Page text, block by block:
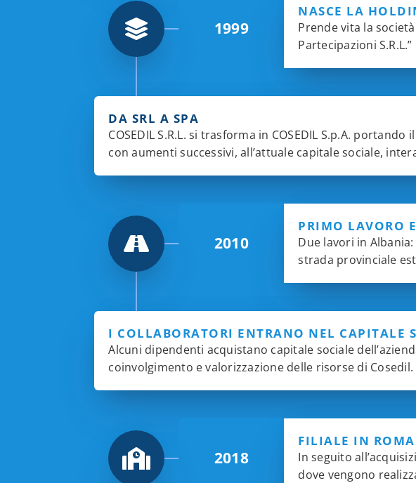
1999
NASCE LA
Prende vita la
Partecipazioni
DA SRL A SPA
COSEDIL S.R.L. si trasforma in COSEDIL S.p.A.
con aumenti successivi, all’attuale capitale sociale,
2010
PRIMO LAVORO
Due lavori in
strada provinciale
I COLLABORATORI ENTRANO NEL CAPITALE
Alcuni dipendenti acquistano capitale sociale
coinvolgimento e valorizzazione delle risorse di Cosedil.
2018
FILIALE IN
In seguito
dove vengono